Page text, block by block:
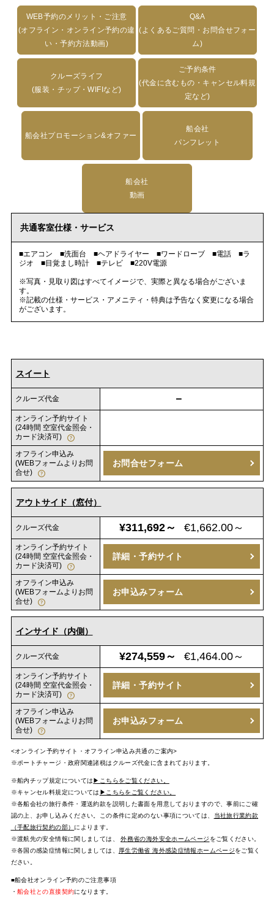
WEB予約のメリット・ご注意
(オフライン・オンライン予約の違
い・予約方法動画)
Q&A
(よくあるご質問・お問合せフォー
ム)
クルーズライフ
(服装・チップ・WIFIなど)
ご予約条件
(代金に含むもの・キャンセル料規
定など)
船会社プロモーション&オファー
船会社
パンフレット
船会社
動画
共通客室仕様・サービス
■エアコン ■洗面台 ■ヘアドライヤー ■ワードローブ ■電話 ■ラ
ジオ ■目覚まし時計 ■テレビ ■220V電源
※写真・見取り図はすべてイメージで、実際と異なる場合がございま
す。
※記載の仕様・サービス・アメニティ・特典は予告なく変更になる場合
がございます。
スイート
クルーズ代金 －
オンライン予約サイト
(24時間 空室代金照会・
カード決済可)
オフライン申込み
(WEBフォームよりお問
合せ)
お問合せフォーム
アウトサイド（窓付）
クルーズ代金 ¥311,692～ €1,662.00～
オンライン予約サイト
(24時間 空室代金照会・
カード決済可)
詳細・予約サイト
オフライン申込み
(WEBフォームよりお問
合せ)
お申込みフォーム
インサイド（内側）
クルーズ代金 ¥274,559～ €1,464.00～
オンライン予約サイト
(24時間 空室代金照会・
カード決済可)
詳細・予約サイト
オフライン申込み
(WEBフォームよりお問
合せ)
お申込みフォーム
<オンライン予約サイト・オフライン申込み共通のご案内>
※ポートチャージ・政府関連諸税はクルーズ代金に含まれております。
※船内チップ規定については▶こちらをご覧ください。
※キャンセル料規定については ▶こちらをご覧ください。
※各船会社の旅行条件・運送約款を説明した書面を用意しておりますので、事前にご確
認の上、お申し込みください。この条件に定めのない事項については、
当社旅行業約款
（手配旅行契約の部） によります。
※渡航先の安全情報に関しましては、外務省の海外安全ホームページ をご覧ください。
※各国の感染症情報に関しましては、
厚生労働省 海外感染症情報ホームページをご覧く
ださい。
■船会社オンライン予約のご注意事項
・ 船会社との直接契約になります。